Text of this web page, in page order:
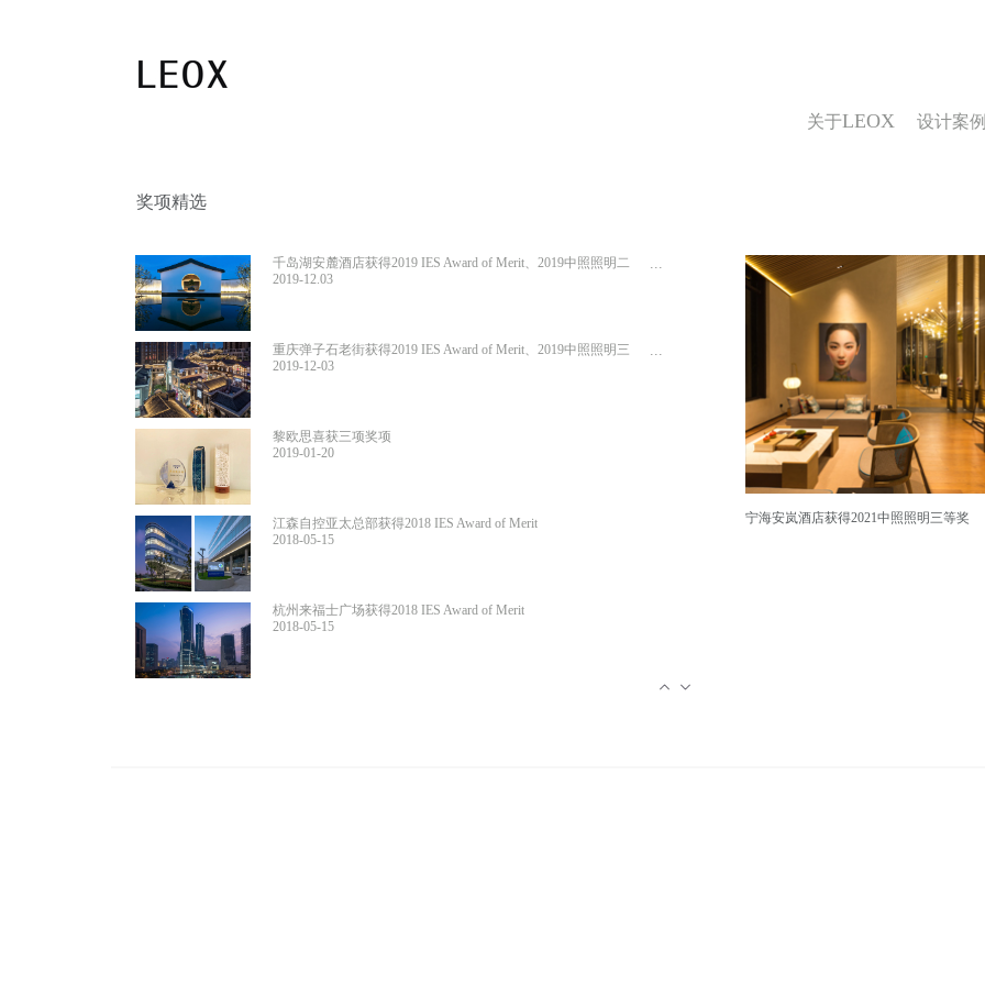
关于LEOX 设计案
奖项精选
千岛湖安麓酒店获得2019 IES Award of Merit、2019中照照明二
等奖
...
2019-12.03
重庆弹子石老街获得2019 IES Award of Merit、2019中照照明三
等奖
...
2019-12-03
黎欧思喜获三项奖项
2019-01-20
江森自控亚太总部获得2018 IES Award of Merit
2018-05-15
杭州来福士广场获得2018 IES Award of Merit
2018-05-15
宁海安岚酒店获得2021中照照明三等奖